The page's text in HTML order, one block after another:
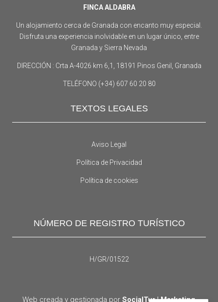
FINCA ALDABRA
Un alojamiento cerca de Granada con encanto muy especial.
Disfruta una experiencia inolvidable en un lugar único, entre
Granada y Sierra Nevada
DIRECCIÓN : Crta A-4026 km 6,1, 18191 Pinos Genil, Granada
TELÉFONO (+34) 607 60 20 80
TEXTOS LEGALES
Aviso Legal
Política de Privacidad
Política de cookies
NÚMERO DE REGISTRO TURÍSTICO
H/GR/01522
Web creada y gestionada porSocialTur | Marketing